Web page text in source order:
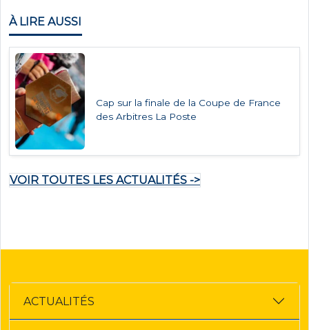
À LIRE AUSSI
Cap sur la finale de la Coupe de France
des Arbitres La Poste
VOIR TOUTES LES ACTUALITÉS ->
ACTUALITÉS